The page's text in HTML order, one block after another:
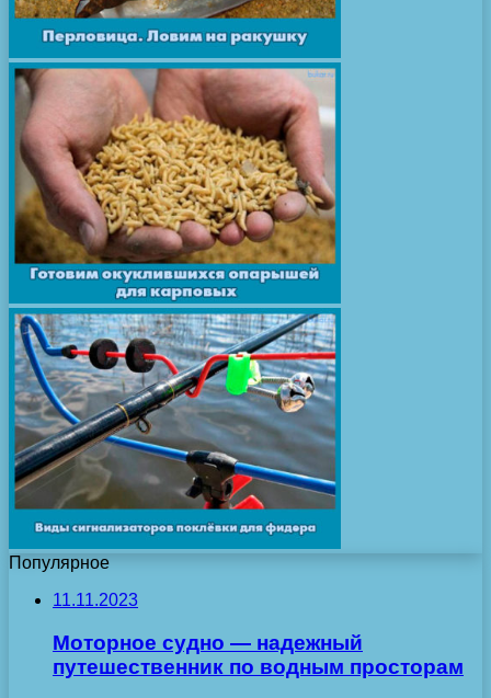
Популярное
11.11.2023
Моторное судно — надежный
путешественник по водным просторам